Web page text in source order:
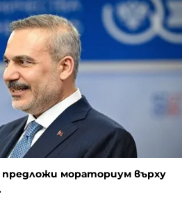
предложи мораториум върху